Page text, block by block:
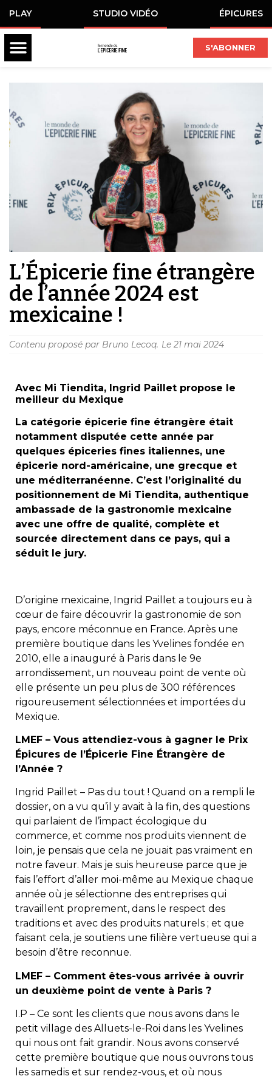
PLAY STUDIO VIDÉO ÉPICURES
S'ABONNER
L’Épicerie fine étrangère
de l’année 2024 est
mexicaine !
Contenu proposé par Bruno Lecoq. Le 21 mai 2024
Avec Mi Tiendita, Ingrid Paillet propose le
meilleur du Mexique
La catégorie épicerie fine étrangère était
notamment disputée cette année par
quelques épiceries fines italiennes, une
épicerie nord-américaine, une grecque et
une méditerranéenne. C’est l’originalité du
positionnement de Mi Tiendita, authentique
ambassade de la gastronomie mexicaine
avec une offre de qualité, complète et
sourcée directement dans ce pays, qui a
séduit le jury.
D’origine mexicaine, Ingrid Paillet a toujours eu à
cœur de faire découvrir la gastronomie de son
pays, encore méconnue en France. Après une
première boutique dans les Yvelines fondée en
2010, elle a inauguré à Paris dans le 9e
arrondissement, un nouveau point de vente où
elle présente un peu plus de 300 références
rigoureusement sélectionnées et importées du
Mexique.
LMEF – Vous attendiez-vous à gagner le Prix
Épicures de l’Épicerie Fine Étrangère de
l’Année ?
Ingrid Paillet – Pas du tout ! Quand on a rempli le
dossier, on a vu qu’il y avait à la fin, des questions
qui parlaient de l’impact écologique du
commerce, et comme nos produits viennent de
loin, je pensais que cela ne jouait pas vraiment en
notre faveur. Mais je suis heureuse parce que je
fais l’effort d’aller moi-même au Mexique chaque
année où je sélectionne des entreprises qui
travaillent proprement, dans le respect des
traditions et avec des produits naturels ; et que
faisant cela, je soutiens une filière vertueuse qui a
besoin d’être reconnue.
LMEF – Comment êtes-vous arrivée à ouvrir
un deuxième point de vente à Paris ?
I.P – Ce sont les clients que nous avons dans le
petit village des Alluets-le-Roi dans les Yvelines
qui nous ont fait grandir. Nous avons conservé
cette première boutique que nous ouvrons tous
les samedis et sur rendez-vous, et où nous